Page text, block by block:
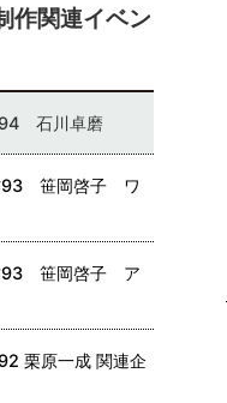
作関連イベン
石川卓磨
93 笹岡啓子 ワ
93 笹岡啓子 ア
栗原一成 関連企